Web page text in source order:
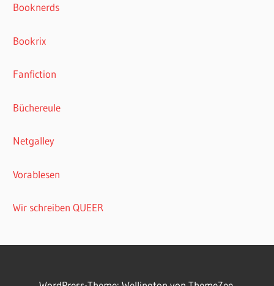
Booknerds
Bookrix
Fanfiction
Büchereule
Netgalley
Vorablesen
Wir schreiben QUEER